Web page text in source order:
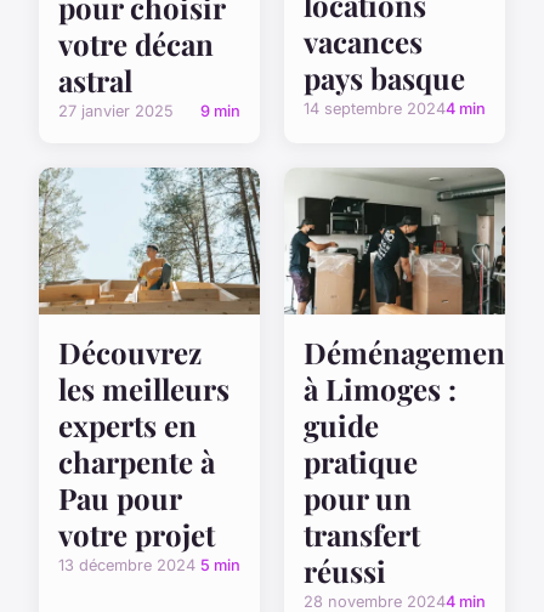
votre décan
astral
27 janvier 2025 9 min
vacances
pays basque
14 septembre 20244 min
Découvrez
les meilleurs
experts en
charpente à
Pau pour
votre projet
13 décembre 2024 5 min
Déménagement
à Limoges :
guide
pratique
pour un
transfert
réussi
28 novembre 20244 min